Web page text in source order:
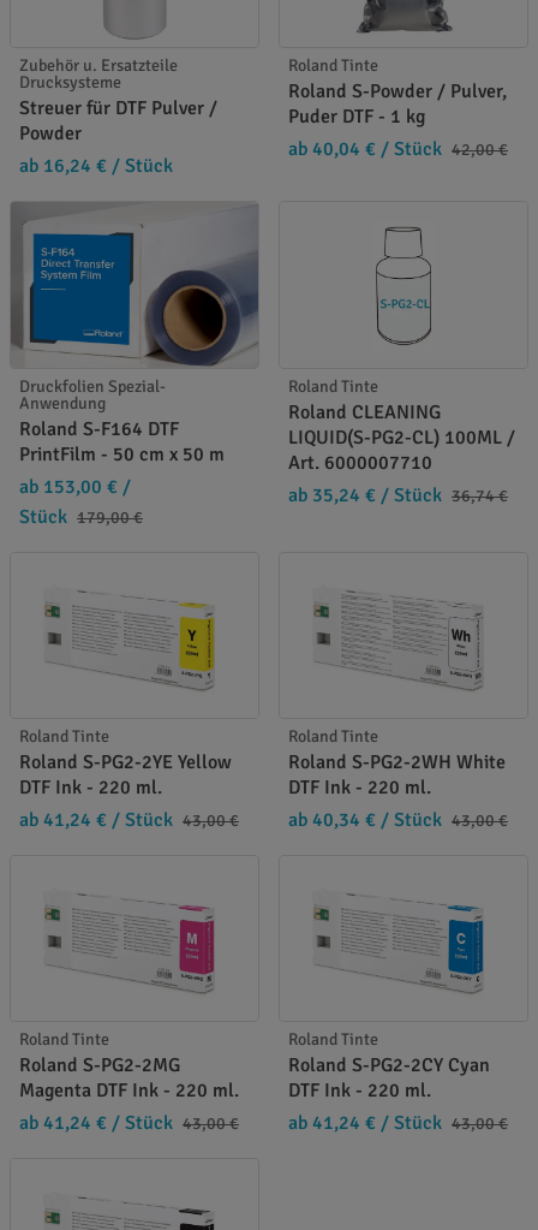
Zubehör u. Ersatzteile
Drucksysteme
Streuer für DTF Pulver /
Powder
ab 16,24 € / Stück
Roland Tinte
Roland S-Powder / Pulver,
Puder DTF - 1 kg
ab 40,04 € / Stück 42,00 €
Druckfolien Spezial-
Anwendung
Roland S-F164 DTF
PrintFilm - 50 cm x 50 m
ab 153,00 € /
Stück 179,00 €
Roland Tinte
Roland CLEANING
LIQUID(S-PG2-CL) 100ML /
Art. 6000007710
ab 35,24 € / Stück 36,74 €
Roland Tinte
Roland S-PG2-2YE Yellow
DTF Ink - 220 ml.
ab 41,24 € / Stück 43,00 €
Roland Tinte
Roland S-PG2-2WH White
DTF Ink - 220 ml.
ab 40,34 € / Stück 43,00 €
Roland Tinte
Roland S-PG2-2MG
Magenta DTF Ink - 220 ml.
ab 41,24 € / Stück 43,00 €
Roland Tinte
Roland S-PG2-2CY Cyan
DTF Ink - 220 ml.
ab 41,24 € / Stück 43,00 €